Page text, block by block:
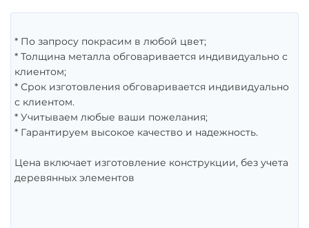
* По запросу покрасим в любой цвет;
* Толщина металла обговаривается индивидуально с
клиентом;
* Срок изготовления обговаривается индивидуально
с клиентом.
* Учитываем любые ваши пожелания;
* Гарантируем высокое качество и надежность.
Цена включает изготовление конструкции, без учета
деревянных элементов